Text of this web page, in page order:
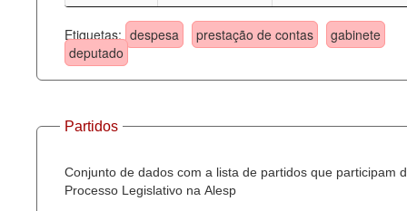
Etiquetas: despesa prestação de contas
gabinete
deputado
Partidos
Conjunto de dados com a lista de partidos que participam
Processo Legislativo na Alesp